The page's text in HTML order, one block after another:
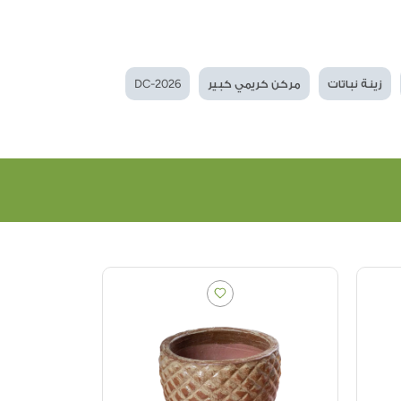
زينة نباتات مركن كريمي كبير DC-2026